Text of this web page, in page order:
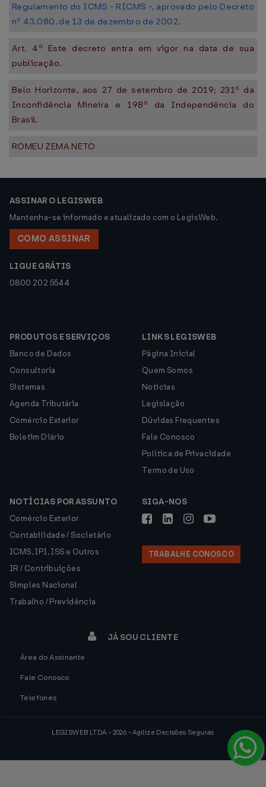
Regulamento do ICMS - RICMS -, aprovado pelo Decreto
nº 43.080, de 13 de dezembro de 2002.
Art. 4º Este decreto entra em vigor na data de sua
publicação.
Belo Horizonte, aos 27 de setembro de 2019; 231º da
Inconfidência Mineira e 198º da Independência do
Brasil.
ROMEU ZEMA NETO
ASSINAR O LEGISWEB
Mantenha-se informado e atualizado com o LegisWeb.
COMO ASSINAR
LIGUE GRÁTIS
0800 202 5544
PRODUTOS E SERVIÇOS
Banco de Dados
Consultoria
Sistemas
Agenda Tributária
Comércio Exterior
Boletim Diário
LINKS LEGISWEB
Página Inicial
Quem Somos
Notícias
Legislação
Dúvidas Frequentes
Fale Conosco
Política de Privacidade
Termo de Uso
NOTÍCIAS POR ASSUNTO
Comércio Exterior
Contabilidade / Societário
ICMS, IPI, ISS e Outros
IR / Contribuições
Simples Nacional
Trabalho / Previdência
SIGA-NOS
TRABALHE CONOSCO
JÁ SOU CLIENTE
Área do Assinante
Fale Conosco
Telefones
LEGISWEB LTDA - 2026 - Agilize Decisões Seguras